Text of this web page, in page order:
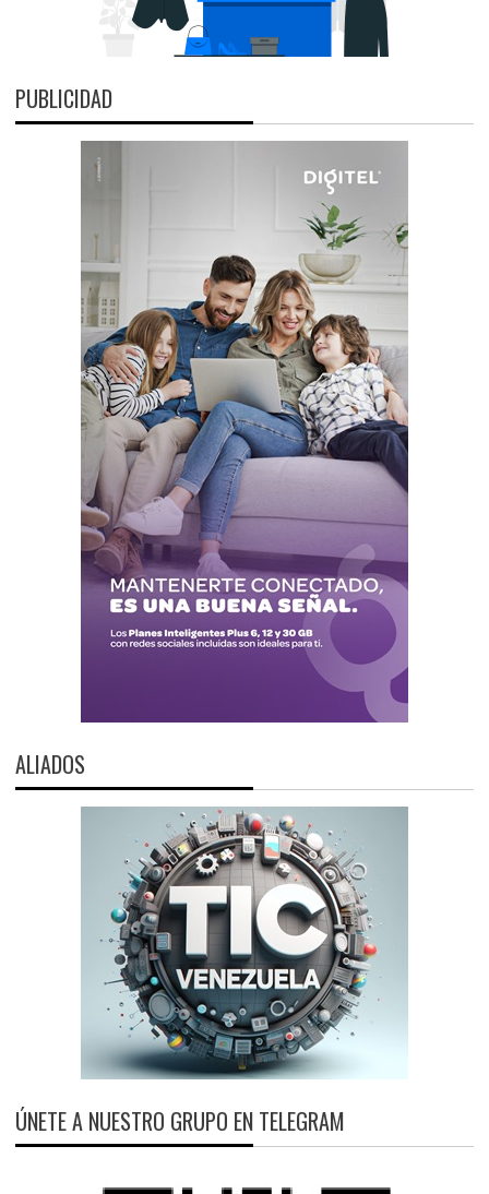
PUBLICIDAD
ALIADOS
ÚNETE A NUESTRO GRUPO EN TELEGRAM